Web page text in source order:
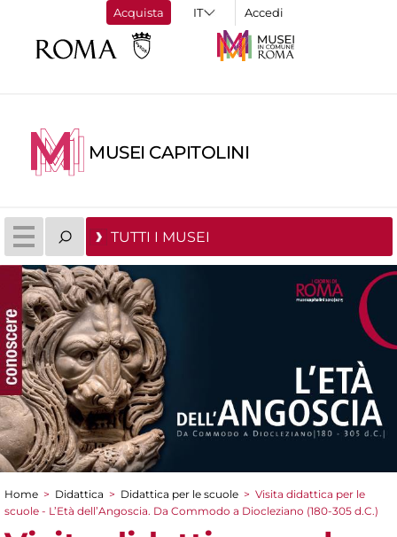
Acquista Accedi
MUSEI CAPITOLINI
TUTTI I MUSEI
Tu sei qui
Home > Didattica > Didattica per le scuole > Visita didattica per le
scuole - L’Età dell’Angoscia. Da Commodo a Diocleziano (180-305 d.C.)